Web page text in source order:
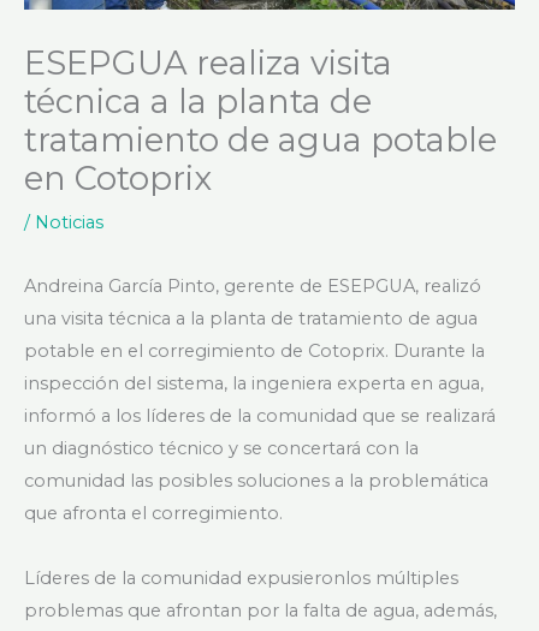
ESEPGUA realiza visita
técnica a la planta de
tratamiento de agua potable
en Cotoprix
/ Noticias
Andreina García Pinto, gerente de ESEPGUA, realizó
una visita técnica a la planta de tratamiento de agua
potable en el corregimiento de Cotoprix. Durante la
inspección del sistema, la ingeniera experta en agua,
informó a los líderes de la comunidad que se realizará
un diagnóstico técnico y se concertará con la
comunidad las posibles soluciones a la problemática
que afronta el corregimiento.
Líderes de la comunidad expusieronlos múltiples
problemas que afrontan por la falta de agua, además,